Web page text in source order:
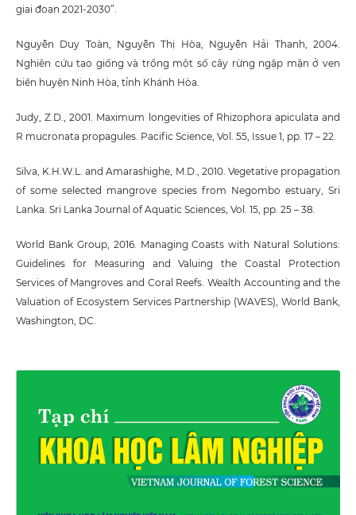
giai đoạn 2021-2030”.
Nguyễn Duy Toàn, Nguyễn Thị Hòa, Nguyễn Hải Thanh, 2004.
Nghiên cứu tạo giống và trồng một số cây rừng ngập mặn ở ven
biển huyện Ninh Hòa, tỉnh Khánh Hòa.
Judy, Z.D., 2001. Maximum longevities of Rhizophora apiculata and
R mucronata propagules. Pacific Science, Vol. 55, Issue 1, pp. 17 – 22.
Silva, K.H.W.L. and Amarashighe, M.D., 2010. Vegetative propagation
of some selected mangrove species from Negombo estuary, Sri
Lanka. Sri Lanka Journal of Aquatic Sciences, Vol. 15, pp. 25 – 38.
World Bank Group, 2016. Managing Coasts with Natural Solutions:
Guidelines for Measuring and Valuing the Coastal Protection
Services of Mangroves and Coral Reefs. Wealth Accounting and the
Valuation of Ecosystem Services Partnership (WAVES), World Bank,
Washington, DC.